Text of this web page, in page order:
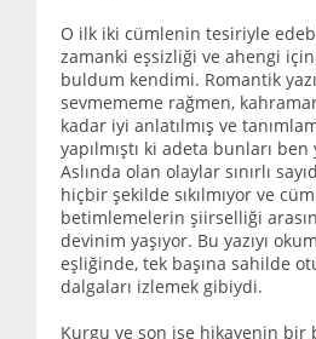
O ilk iki cümlenin tesiriyle
zamanki eşsizliği ve ahengi
buldum kendimi. Romantik
sevmememe rağmen,
kadar iyi anlatılmış ve
yapılmıştı ki adeta bunları
Aslında olan olaylar sınırlı
hiçbir şekilde sıkılmıyor ve
betimlemelerin şiirselliği
devinim yaşıyor. Bu yazıyı
eşliğinde, tek başına sahilde
dalgaları izlemek gibiydi.
Kurgu ve son ise hikayenin bir